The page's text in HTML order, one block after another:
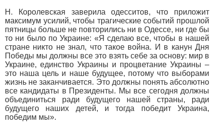
Н. Королевская заверила одесситов, что приложит
максимум усилий, чтобы трагические событий прошлой
пятницы больше не повторились ни в Одессе, ни где бы
то ни было по Украине: «Я сделаю все, чтобы в нашей
стране никто не знал, что такое война. И в канун Дня
Победы мы должны все это взять себе за основу: мир в
Украине, единство Украины и процветание Украины –
это наша цель и наше будущее, потому что выборами
жизнь не заканчивается. Это должны понять абсолютно
все кандидаты в Президенты. Мы все сегодня должны
объединиться ради будущего нашей страны, ради
будущего наших детей, и тогда победит Украина,
победим мы».